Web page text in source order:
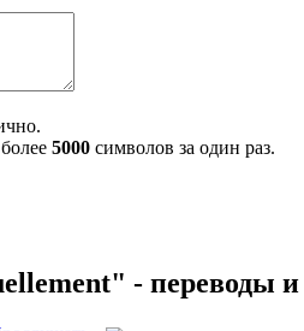
5000 символов за один раз.
- переводы